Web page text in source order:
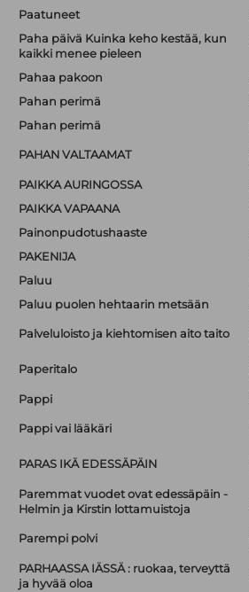
Paatuneet
Paha päivä Kuinka keho kestää, kun
kaikki menee pieleen
Pahaa pakoon
Pahan perimä
Pahan perimä
PAHAN VALTAAMAT
PAIKKA AURINGOSSA
PAIKKA VAPAANA
Painonpudotushaaste
PAKENIJA
Paluu
Paluu puolen hehtaarin metsään
Palveluloisto ja kiehtomisen aito taito
Paperitalo
Pappi
Pappi vai lääkäri
PARAS IKÄ EDESSÄPÄIN
Paremmat vuodet ovat edessäpäin -
Helmin ja Kirstin lottamuistoja
Parempi polvi
PARHAASSA IÄSSÄ : ruokaa, terveyttä
ja hyvää oloa